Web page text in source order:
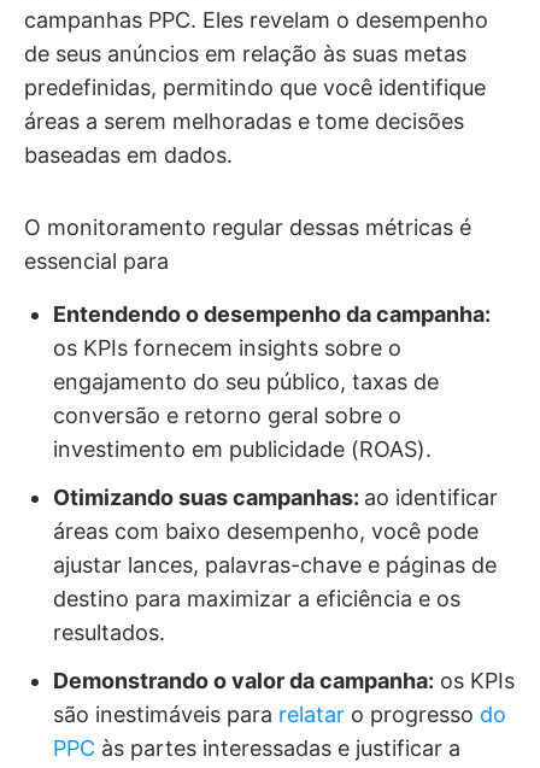
campanhas PPC. Eles revelam o desempenho
de seus anúncios em relação às suas metas
predefinidas, permitindo que você identifique
áreas a serem melhoradas e tome decisões
baseadas em dados.
O monitoramento regular dessas métricas é
essencial para
Entendendo o desempenho da campanha:
os KPIs fornecem insights sobre o
engajamento do seu público, taxas de
conversão e retorno geral sobre o
investimento em publicidade (ROAS).
Otimizando suas campanhas: ao identificar
áreas com baixo desempenho, você pode
ajustar lances, palavras-chave e páginas de
destino para maximizar a eficiência e os
resultados.
Demonstrando o valor da campanha: os KPIs
são inestimáveis para relatar o progresso do
PPC às partes interessadas e justificar a